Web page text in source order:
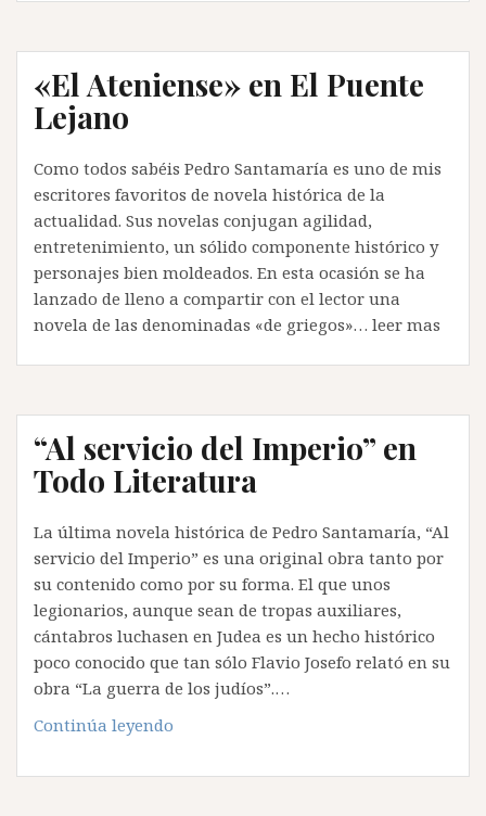
«El Ateniense» en El Puente
Lejano
Como todos sabéis Pedro Santamaría es uno de mis
escritores favoritos de novela histórica de la
actualidad. Sus novelas conjugan agilidad,
entretenimiento, un sólido componente histórico y
personajes bien moldeados. En esta ocasión se ha
lanzado de lleno a compartir con el lector una
novela de las denominadas «de griegos»… leer mas
“Al servicio del Imperio” en
Todo Literatura
La última novela histórica de Pedro Santamaría, “Al
servicio del Imperio” es una original obra tanto por
su contenido como por su forma. El que unos
legionarios, aunque sean de tropas auxiliares,
cántabros luchasen en Judea es un hecho histórico
poco conocido que tan sólo Flavio Josefo relató en su
obra “La guerra de los judíos”.…
Continúa leyendo
del